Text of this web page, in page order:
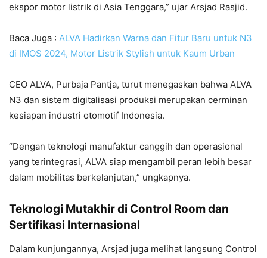
ekspor motor listrik di Asia Tenggara,” ujar Arsjad Rasjid.
Baca Juga : ALVA Hadirkan Warna dan Fitur Baru untuk N3
di IMOS 2024, Motor Listrik Stylish untuk Kaum Urban
CEO ALVA, Purbaja Pantja, turut menegaskan bahwa ALVA
N3 dan sistem digitalisasi produksi merupakan cerminan
kesiapan industri otomotif Indonesia.
“Dengan teknologi manufaktur canggih dan operasional
yang terintegrasi, ALVA siap mengambil peran lebih besar
dalam mobilitas berkelanjutan,” ungkapnya.
Teknologi Mutakhir di Control Room dan
Sertifikasi Internasional
Dalam kunjungannya, Arsjad juga melihat langsung Control